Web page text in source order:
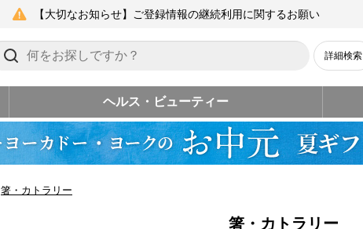
【大切なお知らせ】ご登録情報の継続利用に関するお願い
詳細検索
ヘルス・ビューティー
箸・カトラリー
箸・カトラリー